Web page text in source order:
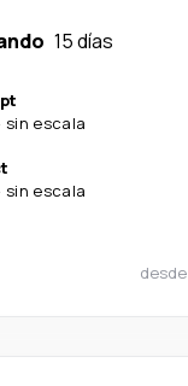
15 días
sin escala
sin escala
desde